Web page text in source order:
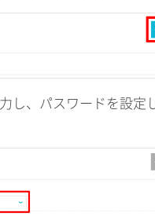
し、パスワードを設定